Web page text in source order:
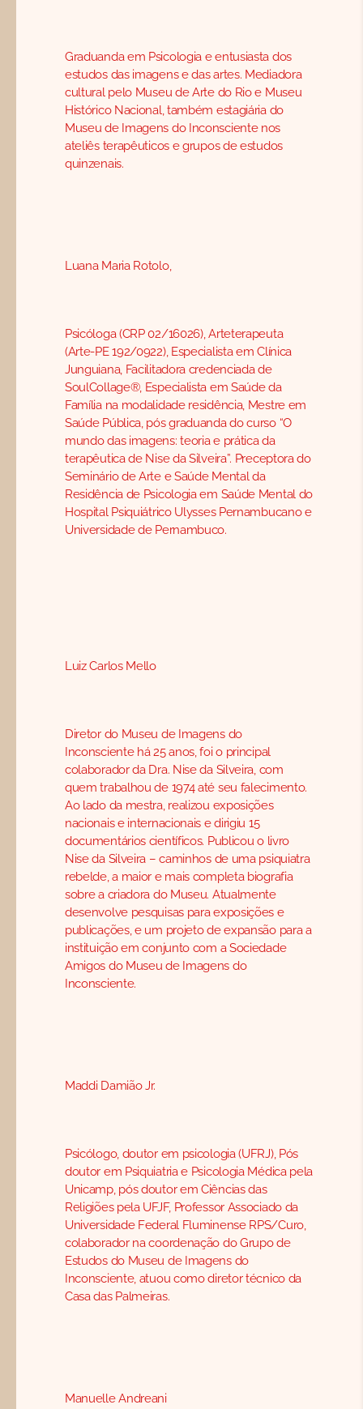
Graduanda em Psicologia e entusiasta dos
estudos das imagens e das artes. Mediadora
cultural pelo Museu de Arte do Rio e Museu
Histórico Nacional, também estagiária do
Museu de Imagens do Inconsciente nos
ateliês terapêuticos e grupos de estudos
quinzenais.
Luana Maria Rotolo,
Psicóloga (CRP 02/16026), Arteterapeuta
(Arte-PE 192/0922), Especialista em Clínica
Junguiana, Facilitadora credenciada de
SoulCollage®, Especialista em Saúde da
Família na modalidade residência, Mestre em
Saúde Pública, pós graduanda do curso “O
mundo das imagens: teoria e prática da
terapêutica de Nise da Silveira”. Preceptora do
Seminário de Arte e Saúde Mental da
Residência de Psicologia em Saúde Mental do
Hospital Psiquiátrico Ulysses Pernambucano e
Universidade de Pernambuco.
Luiz Carlos Mello
Diretor do Museu de Imagens do
Inconsciente há 25 anos, foi o principal
colaborador da Dra. Nise da Silveira, com
quem trabalhou de 1974 até seu falecimento.
Ao lado da mestra, realizou exposições
nacionais e internacionais e dirigiu 15
documentários científicos. Publicou o livro
Nise da Silveira – caminhos de uma psiquiatra
rebelde, a maior e mais completa biografia
sobre a criadora do Museu. Atualmente
desenvolve pesquisas para exposições e
publicações, e um projeto de expansão para a
instituição em conjunto com a Sociedade
Amigos do Museu de Imagens do
Inconsciente.
Maddi Damião Jr.
Psicólogo, doutor em psicologia (UFRJ), Pós
doutor em Psiquiatria e Psicologia Médica pela
Unicamp, pós doutor em Ciências das
Religiões pela UFJF, Professor Associado da
Universidade Federal Fluminense RPS/Curo,
colaborador na coordenação do Grupo de
Estudos do Museu de Imagens do
Inconsciente, atuou como diretor técnico da
Casa das Palmeiras.
Manuelle Andreani